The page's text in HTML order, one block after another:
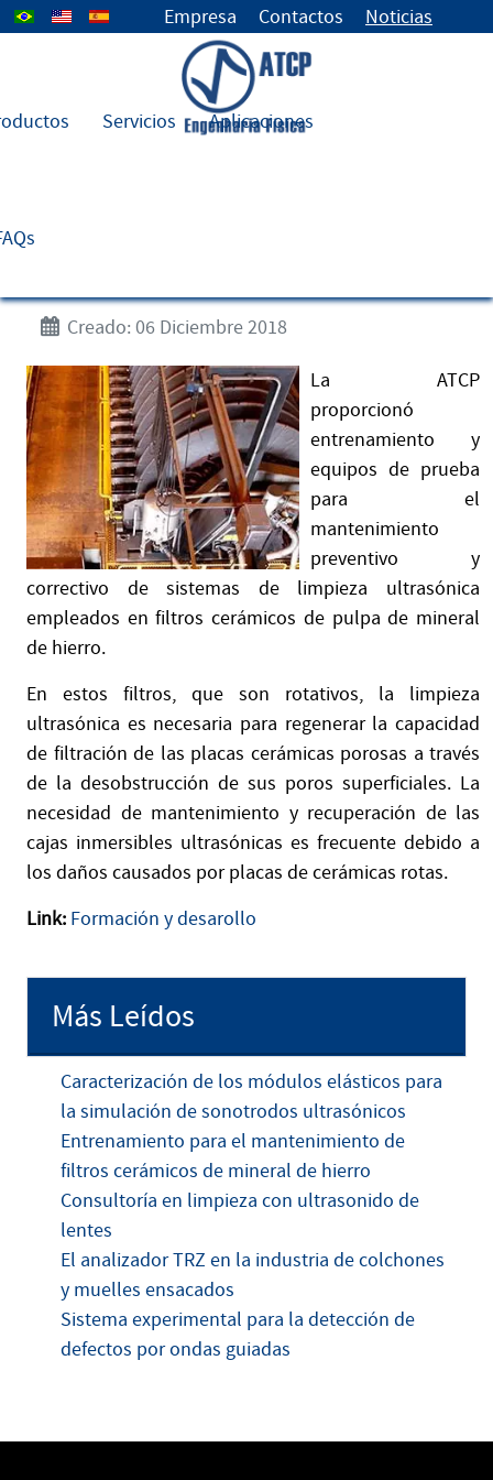
Seleccione su idiomaEmpresa Contactos Noticias
Servicios Aplicaciones
mantenimiento de filtros
Creado: 06 Diciembre 2018
La ATCP
proporcionó
entrenamiento y
equipos de prueba
para el
mantenimiento
preventivo y
correctivo de sistemas de limpieza ultrasónica
empleados en filtros cerámicos de pulpa de mineral
de hierro.
En estos filtros, que son rotativos, la limpieza
ultrasónica es necesaria para regenerar la capacidad
de filtración de las placas cerámicas porosas a través
de la desobstrucción de sus poros superficiales. La
necesidad de mantenimiento y recuperación de las
cajas inmersibles ultrasónicas es frecuente debido a
los daños causados por placas de cerámicas rotas.
Link: Formación y desarollo
Más Leídos
Caracterización de los módulos elásticos para
la simulación de sonotrodos ultrasónicos
Entrenamiento para el mantenimiento de
filtros cerámicos de mineral de hierro
Consultoría en limpieza con ultrasonido de
lentes
El analizador TRZ en la industria de colchones
y muelles ensacados
Sistema experimental para la detección de
defectos por ondas guiadas